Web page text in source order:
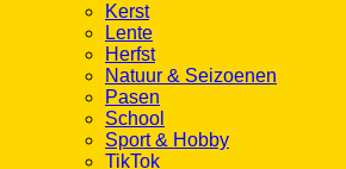
Kerst
Lente
Herfst
Natuur & Seizoenen
Pasen
School
Sport & Hobby
TikTok